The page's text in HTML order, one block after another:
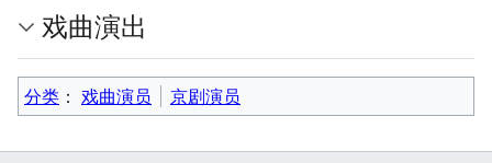
戏曲演出
分类 ：​ 戏曲演员 京剧演员